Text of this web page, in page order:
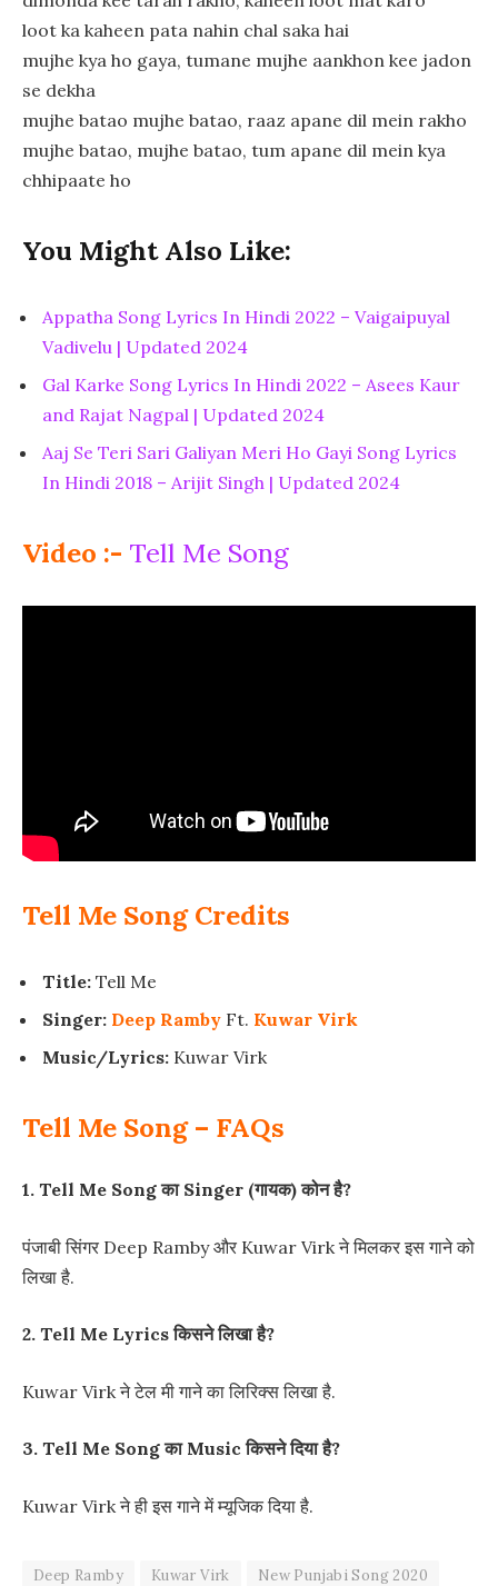
loot ka kaheen pata nahin chal saka hai
mujhe kya ho gaya, tumane mujhe aankhon kee jadon
se dekha
mujhe batao mujhe batao, raaz apane dil mein rakho
mujhe batao, mujhe batao, tum apane dil mein kya
chhipaate ho
You Might Also Like:
Appatha Song Lyrics In Hindi 2022 – Vaigaipuyal
Vadivelu | Updated 2024
Gal Karke Song Lyrics In Hindi 2022 – Asees Kaur
and Rajat Nagpal | Updated 2024
Aaj Se Teri Sari Galiyan Meri Ho Gayi Song Lyrics
In Hindi 2018 – Arijit Singh | Updated 2024
Video :- Tell Me Song
Tell Me Song Credits
Title: Tell Me
Singer: Deep Ramby Ft. Kuwar Virk
Music/Lyrics: Kuwar Virk
Tell Me Song – FAQs
1. Tell Me Song का Singer (गायक) कोन है?
पंजाबी सिंगर Deep Ramby और Kuwar Virk ने मिलकर इस गाने को
लिखा है.
2. Tell Me Lyrics किसने लिखा है?
Kuwar Virk ने टेल मी गाने का लिरिक्स लिखा है.
3. Tell Me Song का Music किसने दिया है?
Kuwar Virk ने ही इस गाने में म्यूजिक दिया है.
Deep Ramby Kuwar Virk
New Punjabi Song 2020